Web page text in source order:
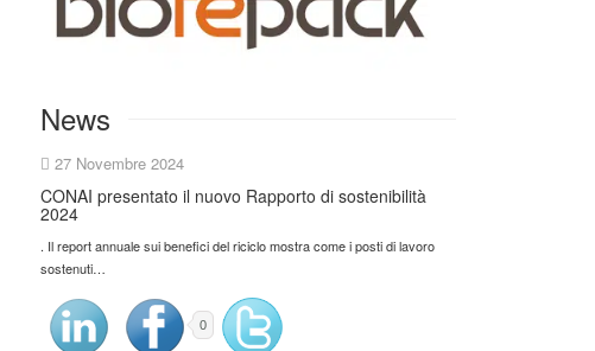
News
27 Novembre 2024
CONAI presentato il nuovo Rapporto di sostenibilità
2024
. Il report annuale sui benefici del riciclo mostra come i posti di lavoro
sostenuti…
0